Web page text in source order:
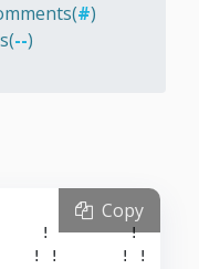
#)
--)
!
! !
Copy